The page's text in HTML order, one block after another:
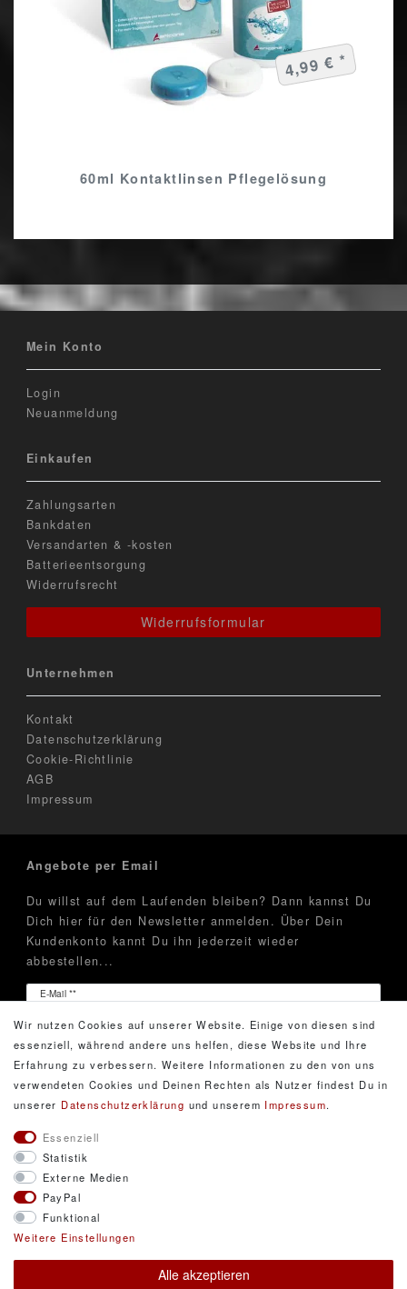
60ml Kontaktlinsen Pflegelösung
4,99 € *
Mein Konto
Login
Neuanmeldung
Einkaufen
Zahlungsarten
Bankdaten
Versandarten & -kosten
Batterieentsorgung
Widerrufsrecht
Widerrufsformular
Unternehmen
Kontakt
Datenschutzerklärung
Cookie-Richtlinie
AGB
Impressum
Angebote per Email
Du willst auf dem Laufenden bleiben? Dann kannst Du
Dich hier für den Newsletter anmelden. Über Dein
Kundenkonto kannt Du ihn jederzeit wieder
abbestellen...
E-Mail **
Newsletter
Hiermit bestätige ich, dass ich die
Daten­schutz­erklärung
gelesen habe. Meine Einwilligung kann ich jederzeit
widerrufen.**
© Copyright 2026 DarXity GbR. Gestaltung, Design
und Style durch DarXity GbR. Alle Rechte
vorbehalten.
Wir nutzen Cookies auf unserer Website. Einige von diesen sind
essenziell, während andere uns helfen, diese Website und Ihre
Erfahrung zu verbessern. Weitere Informationen zu den von uns
verwendeten Cookies und Deinen Rechten als Nutzer findest Du in
unserer Daten­schutz­erklärung und unserem Impressum.
Essenziell
Statistik
Externe Medien
PayPal
Funktional
Weitere Einstellungen
Alle akzeptieren